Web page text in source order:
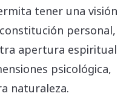
tener una visión
personal,
apertura espiritual
psicológica,
naturaleza.